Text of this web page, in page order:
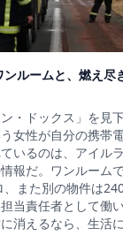
ルームと、燃え尽
・ドックス」を見
女性が自分の携帯
いるのは、アイル
報だ。ワンルーム
また別の物件は
当責任者として働
消えるなら、生活